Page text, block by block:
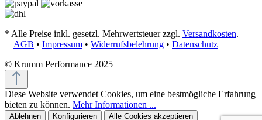
* Alle Preise inkl. gesetzl. Mehrwertsteuer zzgl. Versandkosten.
AGB • Impressum • Widerrufsbelehrung • Datenschutz
© Krumm Performance 2025
Diese Website verwendet Cookies, um eine bestmögliche Erfahrung
bieten zu können. Mehr Informationen ...
Ablehnen Konfigurieren Alle Cookies akzeptieren